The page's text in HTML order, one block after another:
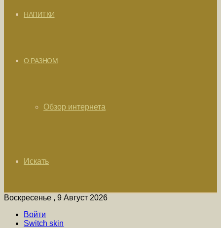
НАПИТКИ
О РАЗНОМ
Обзор интернета
Искать
Воскресенье , 9 Август 2026
Войти
Switch skin